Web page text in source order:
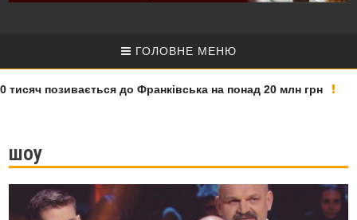
ГОЛОВНЕ МЕНЮ
позивається до Франківська на понад 20 млн грн
шоу